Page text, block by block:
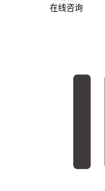
在线咨询